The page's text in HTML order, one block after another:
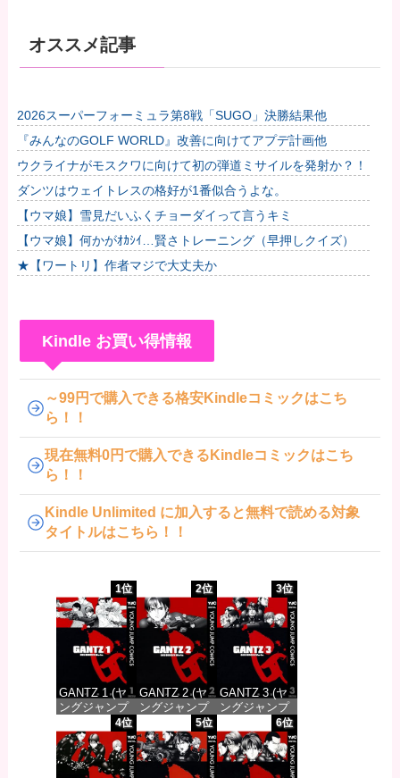
オススメ記事
2026スーパーフォーミュラ第8戦「SUGO」決勝結果他
『みんなのGOLF WORLD』改善に向けてアプデ計画他
ウクライナがモスクワに向けて初の弾道ミサイルを発射か？！
ダンツはウェイトレスの格好が1番似合うよな。
【ウマ娘】雪見だいふくチョーダイって言うキミ
【ウマ娘】何かがｵｶｼｲ…賢さトレーニング（早押しクイズ）
★【ワートリ】作者マジで大丈夫か
Kindle お買い得情報
～99円で購入できる格安Kindleコミックはこち
ら！！
現在無料0円で購入できるKindleコミックはこち
ら！！
Kindle Unlimited に加入すると無料で読める対象
タイトルはこちら！！
1位
GANTZ 1 (ヤ
ングジャンプ
コミックス
DIGITAL)
価格：¥100
2位
GANTZ 2 (ヤ
ングジャンプ
コミックス
DIGITAL)
価格：¥100
3位
GANTZ 3 (ヤ
ングジャンプ
コミックス
DIGITAL)
価格：¥100
4位 5位 6位